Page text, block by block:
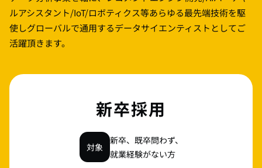
ルアシスタント/IoT/ロボティクス等あらゆる最先端技術を駆
使しグローバルで通用するデータサイエンティストとしてご
活躍頂きます。
新卒採用
対象
新卒、既卒問わず、
就業経験がない方